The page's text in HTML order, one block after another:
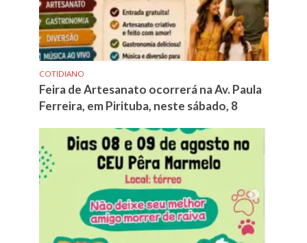
COTIDIANO
Feira de Artesanato ocorrerá na Av. Paula
Ferreira, em Pirituba, neste sábado, 8